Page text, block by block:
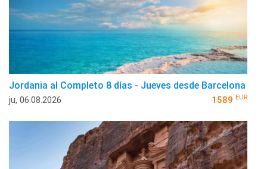
Jordania al Completo 8 días - Jueves desde Barcelona
ju, 06.08.2026 1589 EUR